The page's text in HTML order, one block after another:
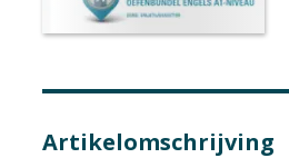
Artikelomschrijving